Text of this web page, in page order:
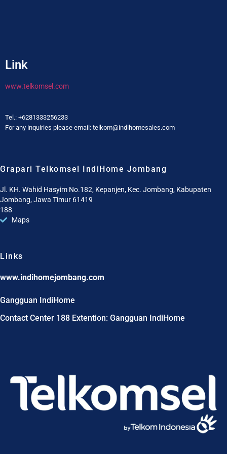
Link
www.telkomsel.com
Tel.: +6281333256233
For any inquiries please email: telkom@indihomesales.com
Grapari Telkomsel IndiHome Jombang
Jl. KH. Wahid Hasyim No.182, Kepanjen, Kec. Jombang, Kabupaten
Jombang, Jawa Timur 61419
188
Maps
Links
www.indihomejombang.com
Gangguan IndiHome
Contact Center 188 Extention: Gangguan IndiHome